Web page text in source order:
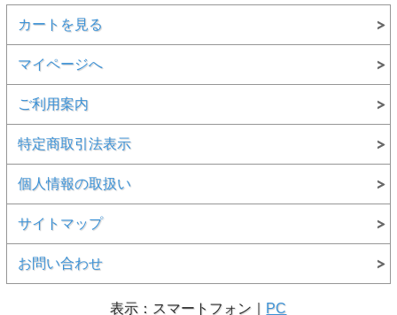
カートを見る
マイページへ
ご利用案内
特定商取引法表示
個人情報の取扱い
サイトマップ
お問い合わせ
表示：スマートフォン｜ PC